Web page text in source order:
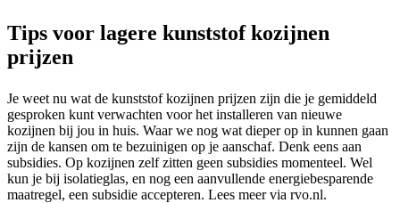
Tips voor lagere kunststof kozijnen
prijzen
Je weet nu wat de kunststof kozijnen prijzen zijn die je gemiddeld
gesproken kunt verwachten voor het installeren van nieuwe
kozijnen bij jou in huis. Waar we nog wat dieper op in kunnen gaan
zijn de kansen om te bezuinigen op je aanschaf. Denk eens aan
subsidies. Op kozijnen zelf zitten geen subsidies momenteel. Wel
kun je bij isolatieglas, en nog een aanvullende energiebesparende
maatregel, een subsidie accepteren. Lees meer via rvo.nl.